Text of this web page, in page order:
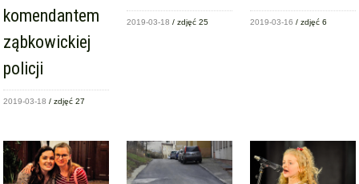
komendantem
ząbkowickiej
policji
2019-03-18 / zdjęć 27
2019-03-18 / zdjęć 25 2019-03-16 / zdjęć 6